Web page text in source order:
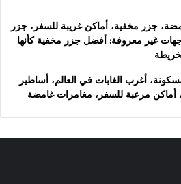
جزر مخفية، أماكن غريبة للسفر، جزر
غير معروفة: أفضل جزر مخفية كأنها
أغرب الغابات في العالم، أساطير
أماكن مرعبة للسفر، مغامرات غامضة